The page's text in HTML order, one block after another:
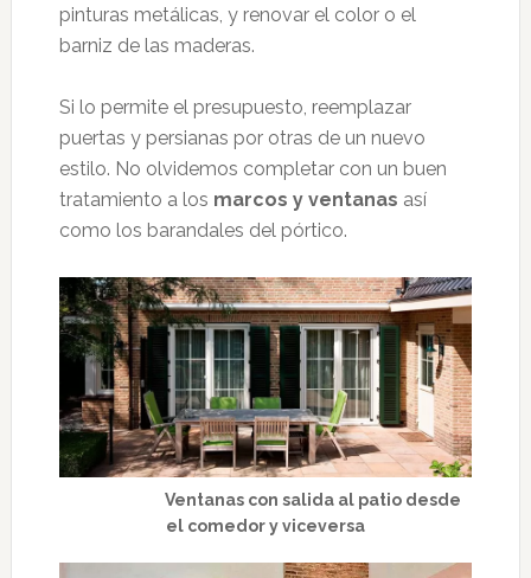
pinturas metálicas, y renovar el color o el
barniz de las maderas.
Si lo permite el presupuesto, reemplazar
puertas y persianas por otras de un nuevo
estilo. No olvidemos completar con un buen
tratamiento a los marcos y ventanas así
como los barandales del pórtico.
Ventanas con salida al patio desde
el comedor y viceversa